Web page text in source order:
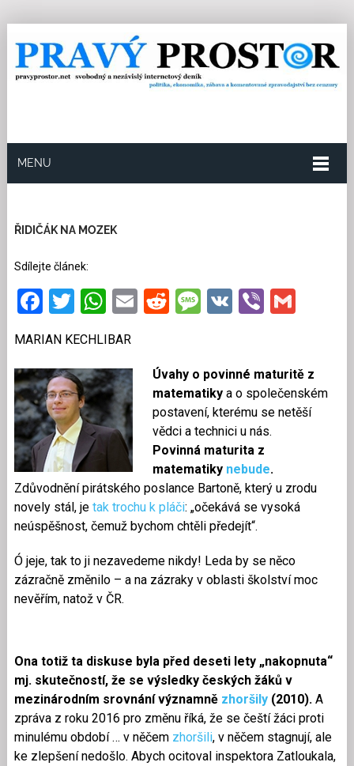
MENU
ŘIDIČÁK NA MOZEK
Sdílejte článek:
Facebook
Twitter
WhatsApp
EmailRedditMessage
VKViber
MARIAN KECHLIBAR
Úvahy o povinné maturitě z
matematikya o společenském
postavení, kterému se netěší
vědci a technici u nás.
Povinná maturita z
matematiky nebude.
Zdůvodnění pirátského poslance Bartoně, který u zrodu
novely stál, je tak trochu k pláči: „očekává se vysoká
neúspěšnost, čemuž bychom chtěli předejít“.
Ó jeje, tak to ji nezavedeme nikdy! Leda by se něco
zázračně změnilo – a na zázraky v oblasti školství moc
nevěřím, natož v ČR.
Ona totiž ta diskuse byla před deseti lety „nakopnuta“
mj. skutečností, že se výsledky českých žáků v
mezinárodním srovnání významně zhoršily(2010). A
zpráva z roku 2016 pro změnu říká, že se čeští žáci proti
minulému období … v něčem zhoršili, v něčem stagnují, ale
ke zlepšení nedošlo. Abych ocitoval inspektora Zatloukala,